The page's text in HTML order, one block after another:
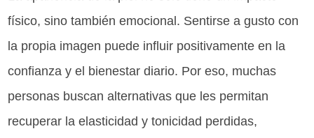
físico, sino también emocional. Sentirse a gusto con
la propia imagen puede influir positivamente en la
confianza y el bienestar diario. Por eso, muchas
personas buscan alternativas que les permitan
recuperar la elasticidad y tonicidad perdidas,